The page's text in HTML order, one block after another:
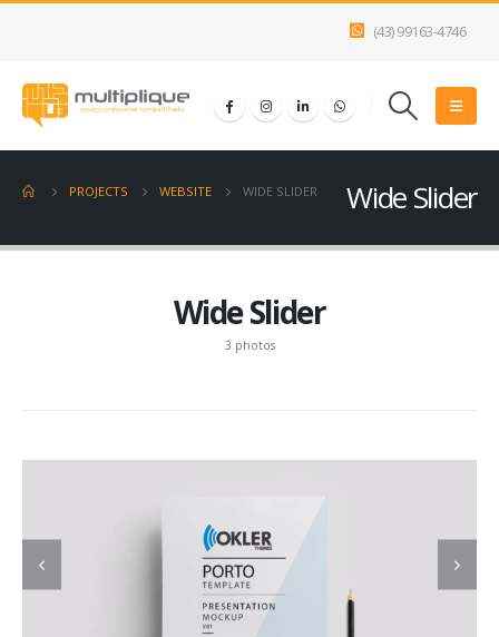
(43) 99163-4746
Wide Slider
PROJECTS WEBSITE WIDE SLIDER
Wide Slider
3 photos